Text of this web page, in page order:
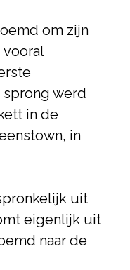
om zijn
vooral
werd
in de
in
uit
eigenlijk uit
naar de